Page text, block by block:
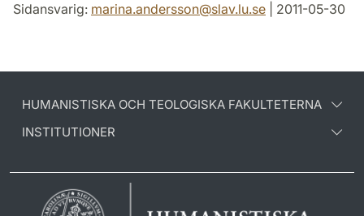
Sidansvarig: marina.andersson@slav.lu.se | 2011-05-30
HUMANISTISKA OCH TEOLOGISKA FAKULTETERNA
INSTITUTIONER